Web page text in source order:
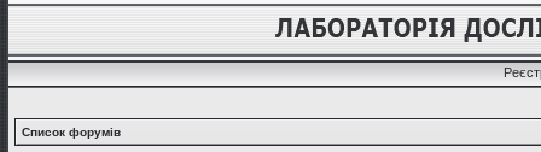
Список форумів